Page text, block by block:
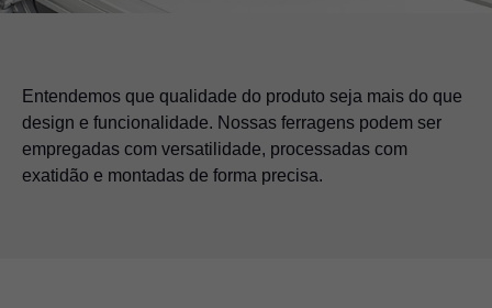
Entendemos que qualidade do produto seja mais do que
design e funcionalidade. Nossas ferragens podem ser
empregadas com versatilidade, processadas com
exatidão e montadas de forma precisa.